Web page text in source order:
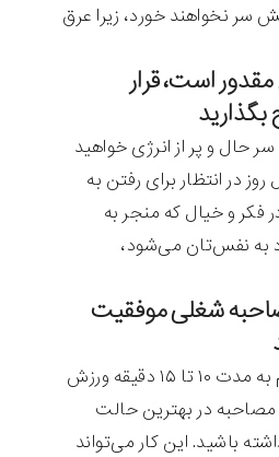
سر نخواهند خورد، زیرا عرق
مقدور است، قرار
حال و پر از انرژی خواهید
در انتظار برای رفتن به
و خیال که منجر به
به نفس‌تان می‌شود،
شغلی موفقیت
شما باید دست کم به مدت ۱۰ تا ۱۵ دقیقه ورزش
در بهترین حالت
باشید. این کار می‌تواند